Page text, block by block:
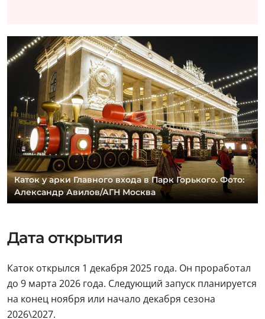
Каток у арки Главного входа в Парк Горького. Фото:
Александр Авилов/АГН Москва
Дата открытия
Каток открылся 1 декабря 2025 года. Он проработал
до 9 марта 2026 года. Следующий запуск планируется
на конец ноября или начало декабря сезона
2026\2027.